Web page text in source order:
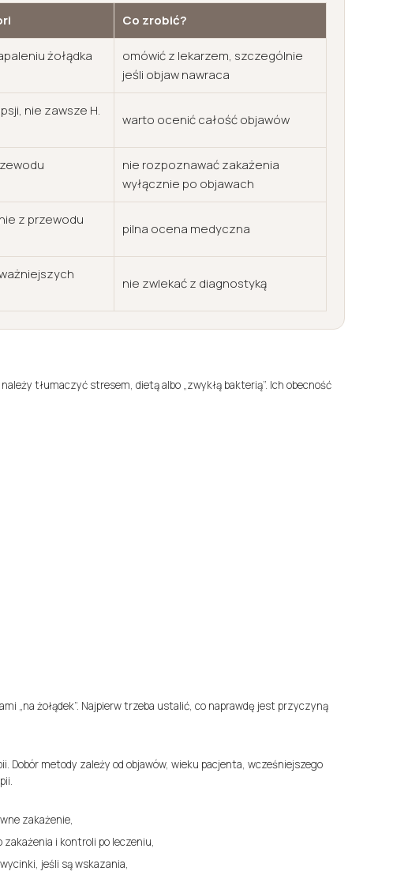
Co zrobić?
żołądka
omówić z lekarzem, szczególnie
jeśli objaw nawraca
nie zawsze H.
warto ocenić całość objawów
nie rozpoznawać zakażenia
wyłącznie po objawach
z przewodu
pilna ocena medyczna
nie zwlekać z diagnostyką
tłumaczyć stresem, dietą albo „zwykłą bakterią”. Ich obecność
„na żołądek”. Najpierw trzeba ustalić, co naprawdę jest przyczyną
Dobór metody zależy od objawów, wieku pacjenta, wcześniejszego
zakażenie,
i kontroli po leczeniu,
jeśli są wskazania,